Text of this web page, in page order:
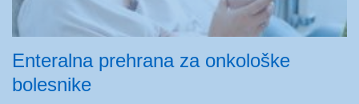
Enteralna prehrana za onkološke
bolesnike